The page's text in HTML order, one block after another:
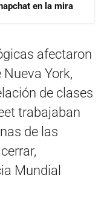
en la mira
afectaron
York,
de clases
trabajaban
de las
Mundial